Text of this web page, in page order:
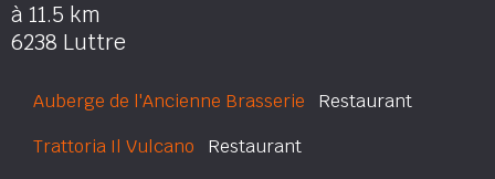
à 11.5 km
6238 Luttre
Auberge de l'Ancienne Brasserie Restaurant
Trattoria Il Vulcano Restaurant